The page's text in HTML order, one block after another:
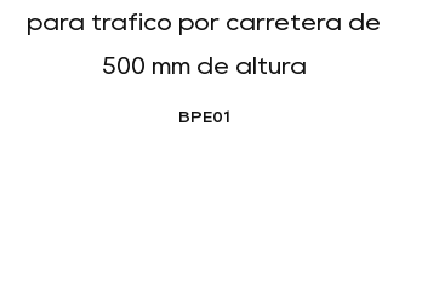
para tráfico por carretera de
500 mm de altura
BPE01